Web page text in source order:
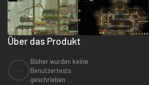
Über das Produkt
Bisher wurden keine
Benutzertests
geschrieben